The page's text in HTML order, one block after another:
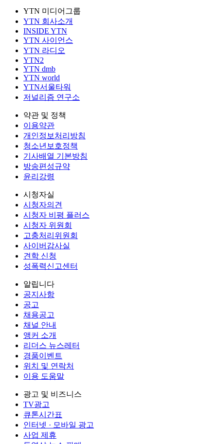
YTN 미디어그룹
YTN 회사소개
INSIDE YTN
YTN 사이언스
YTN 라디오
YTN2
YTN dmb
YTN world
YTN서울타워
저널리즘 연구소
약관 및 정책
이용약관
개인정보처리방침
청소년보호정책
기사배열 기본방침
방송편성규약
윤리강령
시청자실
시청자의견
시청자 비평 플러스
시청자 위원회
고충처리위원회
사이버감사실
견학 신청
성폭력신고센터
알립니다
공지사항
공고
채용공고
채널 안내
앵커 소개
리더스 뉴스레터
경품이벤트
위치 및 연락처
이용 도움말
광고 및 비즈니스
TV광고
큐톤시간표
인터넷 · 모바일 광고
사업 제휴